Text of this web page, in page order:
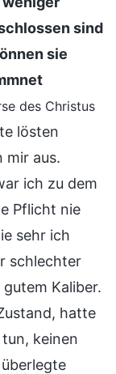
sind
sie
des Christus
lösten
mir aus.
ich zu dem
Pflicht nie
sehr ich
schlechter
Kaliber.
hatte
keinen